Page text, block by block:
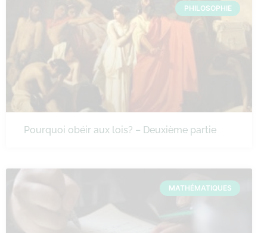
PHILOSOPHIE
Pourquoi obéir aux lois? – Deuxième partie
MATHÉMATIQUES